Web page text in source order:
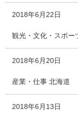
2018年6月22日
観光・文化・スポー
2018年6月20日
産業・仕事 北海道
2018年6月13日